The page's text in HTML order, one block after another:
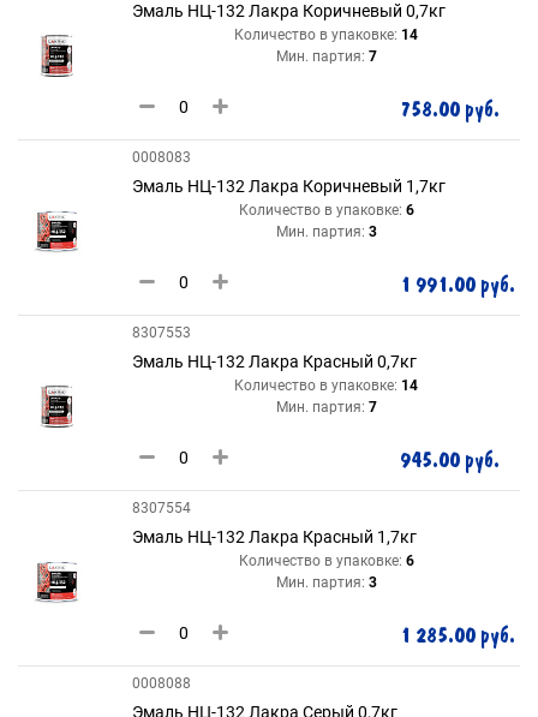
Эмаль НЦ-132 Лакра Коричневый 0,7кг
Количество в упаковке: 14
Мин. партия: 7
758.00 руб.
0008083
Эмаль НЦ-132 Лакра Коричневый 1,7кг
Количество в упаковке: 6
Мин. партия: 3
1 991.00 руб.
8307553
Эмаль НЦ-132 Лакра Красный 0,7кг
Количество в упаковке: 14
Мин. партия: 7
945.00 руб.
8307554
Эмаль НЦ-132 Лакра Красный 1,7кг
Количество в упаковке: 6
Мин. партия: 3
1 285.00 руб.
0008088
Эмаль НЦ-132 Лакра Серый 0,7кг